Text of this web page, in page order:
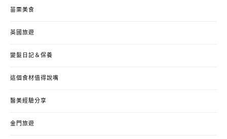
苗栗美食
英國旅遊
變髮日記＆保養
這個食材值得說嘴
醫美經驗分享
金門旅遊